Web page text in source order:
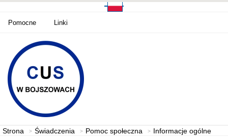
Pomocne Linki
Strona Świadczenia Pomoc społeczna Informacje ogólne